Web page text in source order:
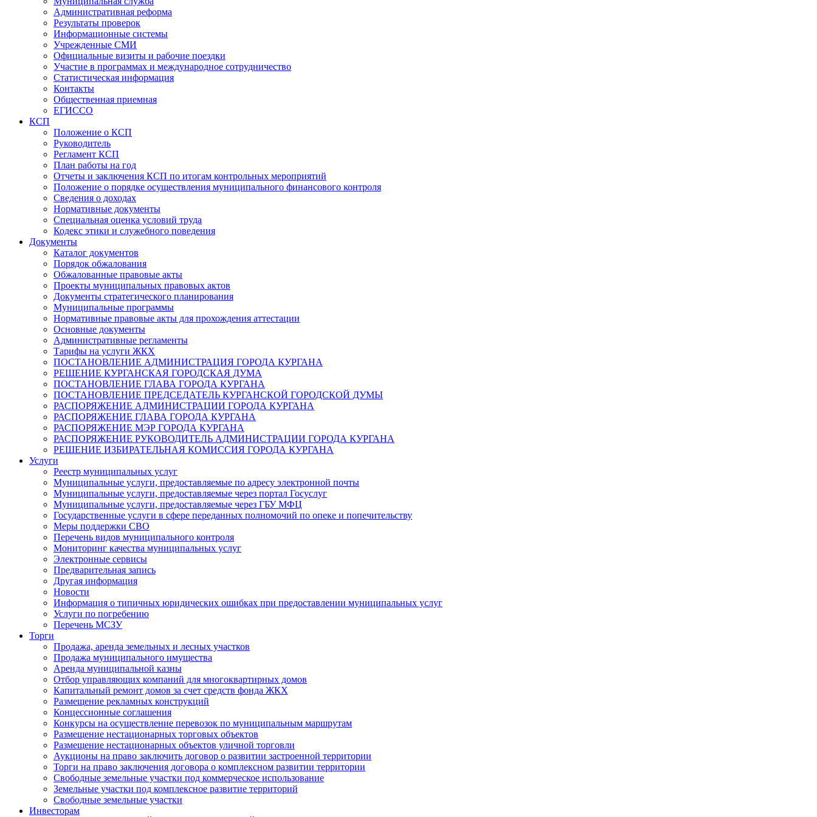
Административная реформа
Результаты проверок
Информационные системы
Учрежденные СМИ
Официальные визиты и рабочие поездки
Участие в программах и международное сотрудничество
Статистическая информация
Контакты
Общественная приемная
ЕГИССО
КСП
Положение о КСП
Руководитель
Регламент КСП
План работы на год
Отчеты и заключения КСП по итогам контрольных мероприятий
Положение о порядке осуществления муниципального финансового контроля
Сведения о доходах
Нормативные документы
Специальная оценка условий труда
Кодекс этики и служебного поведения
Документы
Каталог документов
Порядок обжалования
Обжалованные правовые акты
Проекты муниципальных правовых актов
Документы стратегического планирования
Муниципальные программы
Нормативные правовые акты для прохождения аттестации
Основные документы
Административные регламенты
Тарифы на услуги ЖКХ
ПОСТАНОВЛЕНИЕ АДМИНИСТРАЦИЯ ГОРОДА КУРГАНА
РЕШЕНИЕ КУРГАНСКАЯ ГОРОДСКАЯ ДУМА
ПОСТАНОВЛЕНИЕ ГЛАВА ГОРОДА КУРГАНА
ПОСТАНОВЛЕНИЕ ПРЕДСЕДАТЕЛЬ КУРГАНСКОЙ ГОРОДСКОЙ ДУМЫ
РАСПОРЯЖЕНИЕ АДМИНИСТРАЦИИ ГОРОДА КУРГАНА
РАСПОРЯЖЕНИЕ ГЛАВА ГОРОДА КУРГАНА
РАСПОРЯЖЕНИЕ МЭР ГОРОДА КУРГАНА
РАСПОРЯЖЕНИЕ РУКОВОДИТЕЛЬ АДМИНИСТРАЦИИ ГОРОДА КУРГАНА
РЕШЕНИЕ ИЗБИРАТЕЛЬНАЯ КОМИССИЯ ГОРОДА КУРГАНА
Услуги
Реестр муниципальных услуг
Муниципальные услуги, предоставляемые по адресу электронной почты
Муниципальные услуги, предоставляемые через портал Госуслуг
Муниципальные услуги, предоставляемые через ГБУ МФЦ
Государственные услуги в сфере переданных полномочий по опеке и попечительству
Меры поддержки СВО
Перечень видов муниципального контроля
Мониторинг качества муниципальных услуг
Электронные сервисы
Предварительная запись
Другая информация
Новости
Информация о типичных юридических ошибках при предоставлении муниципальных услуг
Услуги по погребению
Перечень МСЗУ
Торги
Продажа, аренда земельных и лесных участков
Продажа муниципального имущества
Аренда муниципальной казны
Отбор управляющих компаний для многоквартирных домов
Капитальный ремонт домов за счет средств фонда ЖКХ
Размещение рекламных конструкций
Концессионные соглашения
Конкурсы на осуществление перевозок по муниципальным маршрутам
Размещение нестационарных торговых объектов
Размещение нестационарных объектов уличной торговли
Аукционы на право заключить договор о развитии застроенной территории
Торги на право заключения договора о комплексном развитии территории
Свободные земельные участки под коммерческое использование
Земельные участки под комплексное развитие территорий
Свободные земельные участки
Инвесторам